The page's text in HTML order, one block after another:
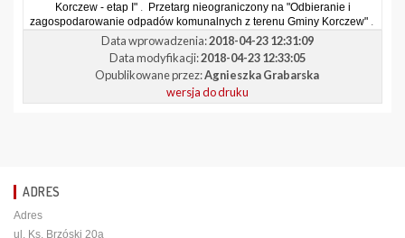
Korczew - etap I". Przetarg nieograniczony na "Odbieranie i
zagospodarowanie odpadów komunalnych z terenu Gminy Korczew".
Data wprowadzenia:2018-04-23 12:31:09
Data modyfikacji:2018-04-23 12:33:05
Opublikowane przez:Agnieszka Grabarska
wersja do druku
ADRES
Adres
ul. Ks. Brzóski 20a